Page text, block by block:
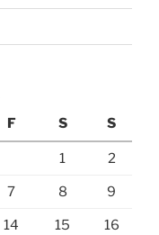
F S S
1 2
7 8 9
14 15 16